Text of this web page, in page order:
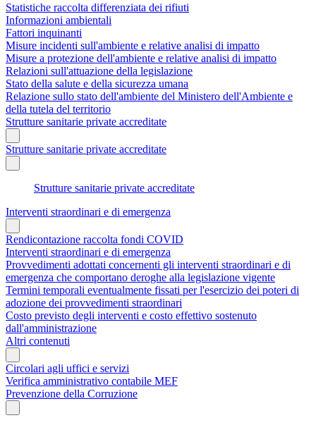
Statistiche raccolta differenziata dei rifiuti
Informazioni ambientali
Fattori inquinanti
Misure incidenti sull'ambiente e relative analisi di impatto
Misure a protezione dell'ambiente e relative analisi di impatto
Relazioni sull'attuazione della legislazione
Stato della salute e della sicurezza umana
Relazione sullo stato dell'ambiente del Ministero dell'Ambiente e
della tutela del territorio
Strutture sanitarie private accreditate
Strutture sanitarie private accreditate
Strutture sanitarie private accreditate
Interventi straordinari e di emergenza
Rendicontazione raccolta fondi COVID
Interventi straordinari e di emergenza
Provvedimenti adottati concernenti gli interventi straordinari e di
emergenza che comportano deroghe alla legislazione vigente
Termini temporali eventualmente fissati per l'esercizio dei poteri di
adozione dei provvedimenti straordinari
Costo previsto degli interventi e costo effettivo sostenuto
dall'amministrazione
Altri contenuti
Circolari agli uffici e servizi
Verifica amministrativo contabile MEF
Prevenzione della Corruzione